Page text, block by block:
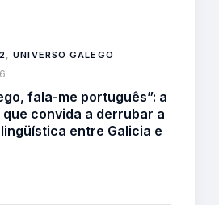
,UNIVERSO GALEGO
fala-me português”: a
que convida a derrubar a
entre Galicia e